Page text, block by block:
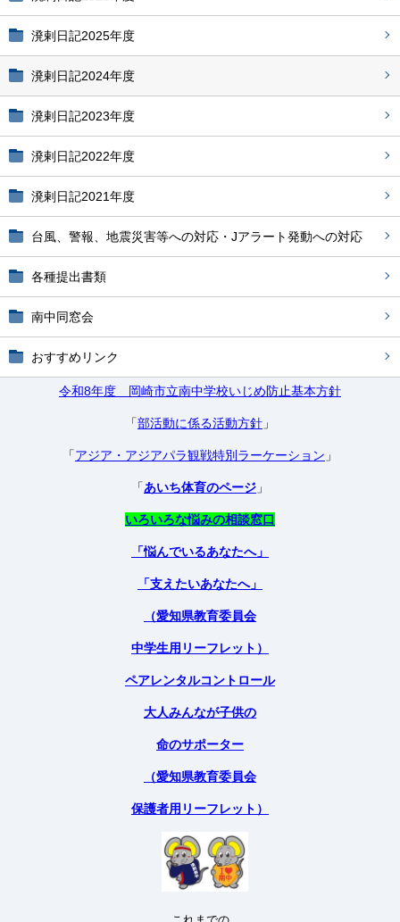
溌剌日記2025年度
溌剌日記2024年度
溌剌日記2023年度
溌剌日記2022年度
溌剌日記2021年度
台風、警報、地震災害等への対応・Jアラート発動への対応
各種提出書類
南中同窓会
おすすめリンク
令和8年度 岡崎市立南中学校いじめ防止基本方針
「部活動に係る活動方針 」
「アジア・アジアパラ観戦特別ラーケーション 」
「あいち体育のページ 」
いろいろな悩みの相談窓口
「悩んでいるあなたへ」
「支えたいあなたへ」
（愛知県教育委員会
中学生用リーフレット）
ペアレンタルコントロール
大人みんなが子供の
命のサポーター
（愛知県教育委員会
保護者用リーフレット）